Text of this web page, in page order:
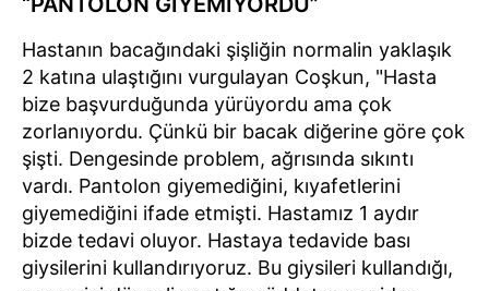
Hastanın bacağındaki şişliğin normalin yaklaşık
2 katına ulaştığını vurgulayan Coşkun, "Hasta
bize başvurduğunda yürüyordu ama çok
zorlanıyordu. Çünkü bir bacak diğerine göre çok
şişti. Dengesinde problem, ağrısında sıkıntı
vardı. Pantolon giyemediğini, kıyafetlerini
giyemediğini ifade etmişti. Hastamız 1 aydır
bizde tedavi oluyor. Hastaya tedavide bası
giysilerini kullandırıyoruz. Bu giysileri kullandığı,